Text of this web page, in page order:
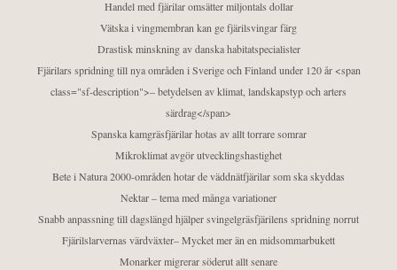
Handel med fjärilar omsätter miljontals dollar
Vätska i vingmembran kan ge fjärilsvingar färg
Drastisk minskning av danska habitatspecialister
Fjärilars spridning till nya områden i Sverige och Finland under 120 år <span
class="sf-description">– betydelsen av klimat, landskapstyp och arters
särdrag</span>
Spanska kamgräsfjärilar hotas av allt torrare somrar
Mikroklimat avgör utvecklingshastighet
Bete i Natura 2000-områden hotar de väddnätfjärilar som ska skyddas
Nektar – tema med många variationer
Snabb anpassning till dagslängd hjälper svingelgräsfjärilens spridning norrut
Fjärilslarvernas värdväxter– Mycket mer än en midsommarbukett
Monarker migrerar söderut allt senare